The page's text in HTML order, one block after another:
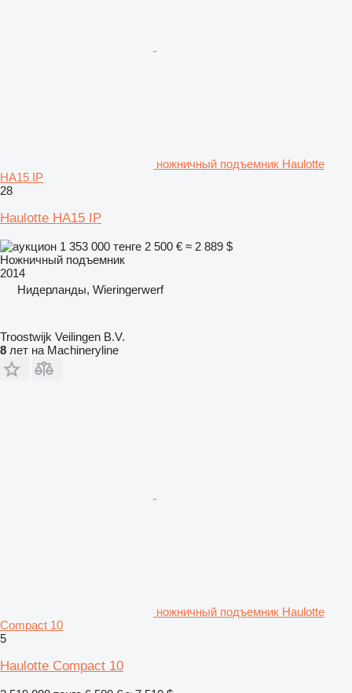
ножничный подъемник Haulotte
HA15 IP
28
Haulotte HA15 IP
1 353 000 тенге 2 500 € ≈ 2 889 $
Ножничный подъемник
2014
Нидерланды, Wieringerwerf
Troostwijk Veilingen B.V.
8 лет на Machineryline
ножничный подъемник Haulotte
Compact 10
5
Haulotte Compact 10